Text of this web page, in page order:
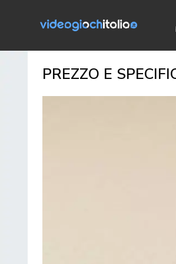
PREZZO E